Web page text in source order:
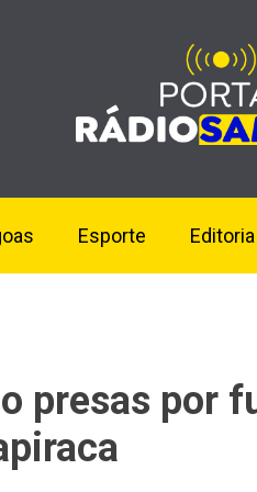
Esporte Editoria
presas por